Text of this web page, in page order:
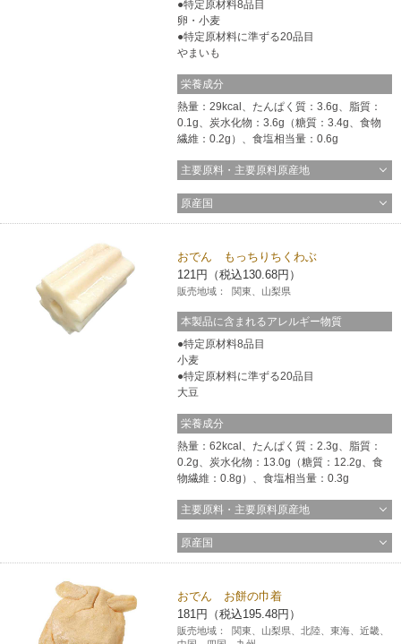
特定原材料8品目
卵・小麦
特定原材料に準ずる20品目
やまいも
栄養成分
熱量：29kcal、たんぱく質：3.6g、脂質：
0.1g、炭水化物：3.6g（糖質：3.4g、食物
繊維：0.2g）、食塩相当量：0.6g
主要原料・主要原料原産地
原産国
おでん もっちりちくわぶ
121円（税込130.68円）
販売地域： 関東、山梨県
本製品に含まれるアレルギー物質
特定原材料8品目
小麦
特定原材料に準ずる20品目
大豆
栄養成分
熱量：62kcal、たんぱく質：2.3g、脂質：
0.2g、炭水化物：13.0g（糖質：12.2g、食
物繊維：0.8g）、食塩相当量：0.3g
主要原料・主要原料原産地
原産国
おでん お餅の巾着
181円（税込195.48円）
販売地域：
関東、山梨県、北陸、東海、近畿、